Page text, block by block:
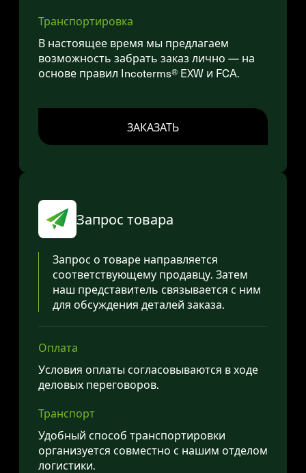
Транспортировка
В настоящее время мы предлагаем
возможность забрать заказ лично — на
основе правил Incoterms® EXW и FCA.
ЗАКАЗАТЬ
Запрос товара
Запрос о товаре направляется
соответствующему продавцу. Затем
наш представитель связывается с ним
для обсуждения деталей заказа.
Оплата
Условия оплаты согласовываются в ходе
деловых переговоров.
Транспорт
Удобный способ транспортировки
организуется совместно с нашим отделом
логистики.